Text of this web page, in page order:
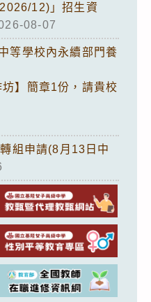
12)」招生資
08-07
等學校內永續部門養
】簡章1份，請貴校
組申請(8月13日中